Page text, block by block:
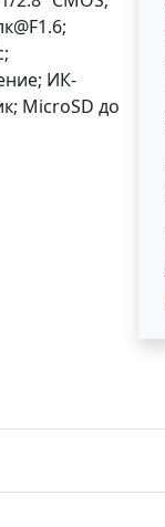
ИК-
MicroSD до